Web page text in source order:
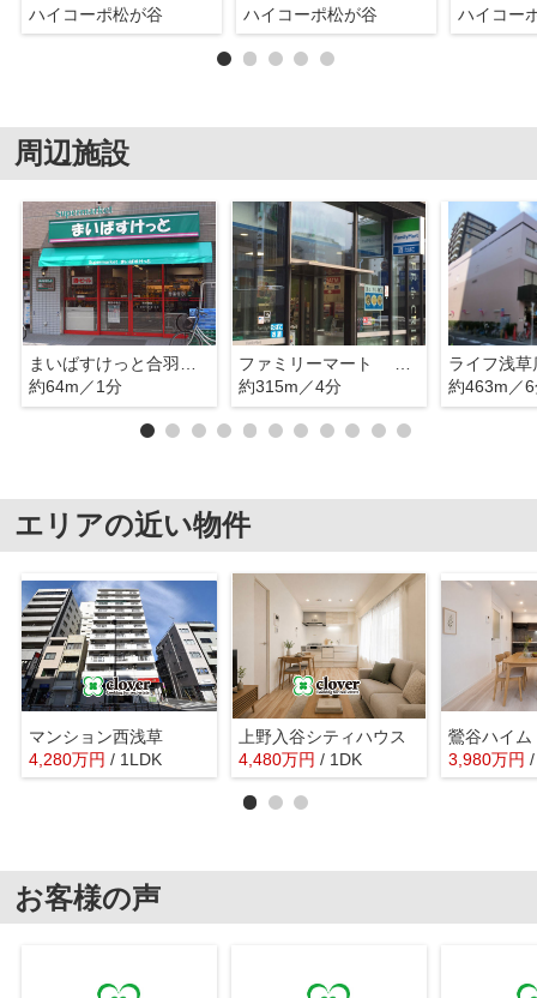
ハイコーポ松が谷 ハイコーポ松が谷 ハイコー
周辺施設
まいばすけっと合羽橋北店
約64m／1分
ファミリーマート 入谷二丁目店
約315m／4分
ライフ浅草
約463m／
エリアの近い物件
マンション西浅草
4,280万円 / 1LDK
上野入谷シティハウス
4,480万円 / 1DK
鶯谷ハイム
3,980万円
お客様の声